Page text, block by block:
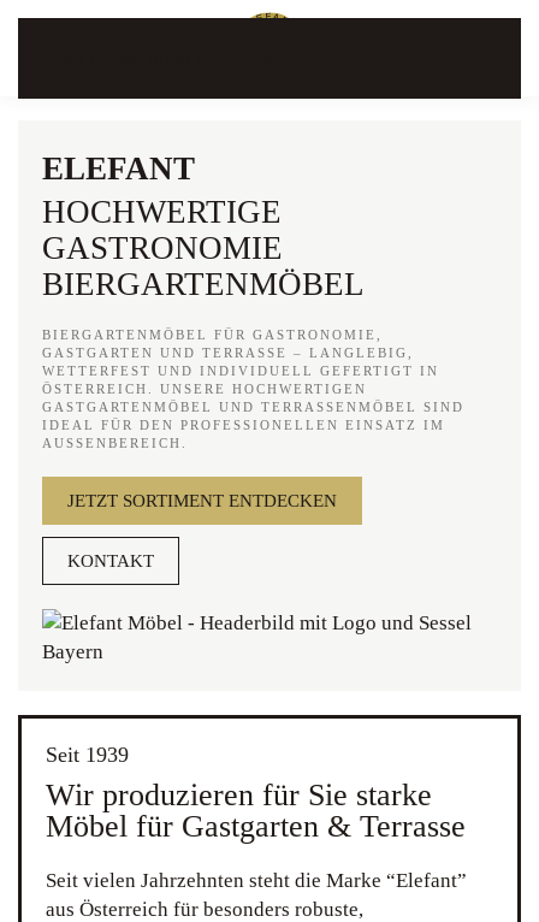
ELEFANT
HOCHWERTIGE
GASTRONOMIE
BIERGARTENMÖBEL
BIERGARTENMÖBEL FÜR GASTRONOMIE,
GASTGARTEN UND TERRASSE – LANGLEBIG,
WETTERFEST UND INDIVIDUELL GEFERTIGT IN
ÖSTERREICH. UNSERE HOCHWERTIGEN
GASTGARTENMÖBEL UND TERRASSENMÖBEL SIND
IDEAL FÜR DEN PROFESSIONELLEN EINSATZ IM
AUSSENBEREICH.
JETZT SORTIMENT ENTDECKEN
KONTAKT
Seit 1939
Wir produzieren für Sie starke
Möbel für Gastgarten & Terrasse
Seit vielen Jahrzehnten steht die Marke “Elefant”
aus Österreich für besonders robuste,